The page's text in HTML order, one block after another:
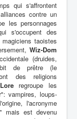
qui s'affrontent
contre un
les personnages
s'occupent des
taoistes
Wiz-Dom
(druides,
de prêtre (le
des religions
regroupe les
vampires, loups-
l'acronyme
mais est devenu